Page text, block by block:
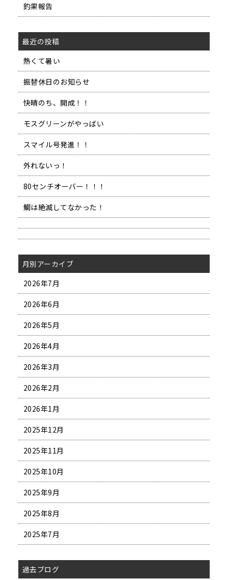
釣果報告
最近の投稿
熱くて暑い
振替休日のお知らせ
快晴のち、開成！！
モスグリーンがやっばい
スマイル号発進！！
外れないっ！
80センチオーバー！！！
鯛は絶滅してなかった！
月別アーカイブ
2026年7月
2026年6月
2026年5月
2026年4月
2026年3月
2026年2月
2026年1月
2025年12月
2025年11月
2025年10月
2025年9月
2025年8月
2025年7月
過去ブログ